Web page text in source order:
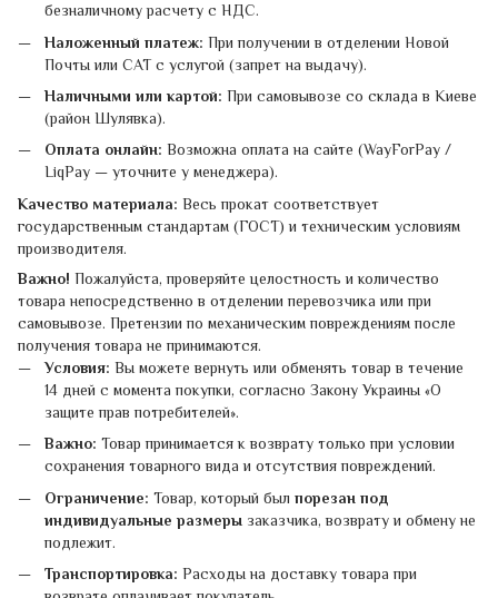
безналичному расчету с НДС.
Наложенный платеж: При получении в отделении Новой
Почты или САТ с услугой (запрет на выдачу).
Наличными или картой: При самовывозе со склада в Киеве
(район Шулявка).
Оплата онлайн: Возможна оплата на сайте (WayForPay /
LiqPay — уточните у менеджера).
Качество материала: Весь прокат соответствует
государственным стандартам (ГОСТ) и техническим условиям
производителя.
Важно! Пожалуйста, проверяйте целостность и количество
товара непосредственно в отделении перевозчика или при
самовывозе. Претензии по механическим повреждениям после
получения товара не принимаются.
Условия: Вы можете вернуть или обменять товар в течение
14 дней с момента покупки, согласно Закону Украины «О
защите прав потребителей».
Важно: Товар принимается к возврату только при условии
сохранения товарного вида и отсутствия повреждений.
Ограничение: Товар, который был порезан под
индивидуальные размеры заказчика, возврату и обмену не
подлежит.
Транспортировка: Расходы на доставку товара при